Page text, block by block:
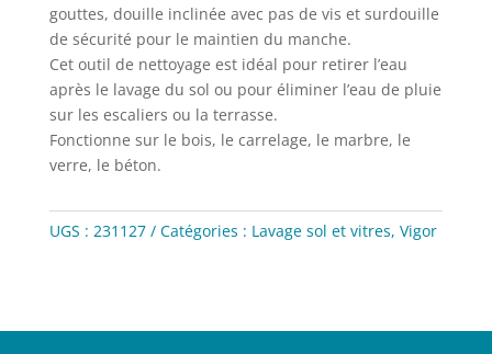
gouttes, douille inclinée avec pas de vis et surdouille
de sécurité pour le maintien du manche.
Cet outil de nettoyage est idéal pour retirer l’eau
après le lavage du sol ou pour éliminer l’eau de pluie
sur les escaliers ou la terrasse.
Fonctionne sur le bois, le carrelage, le marbre, le
verre, le béton.
UGS : 231127 Catégories : Lavage sol et vitres, Vigor